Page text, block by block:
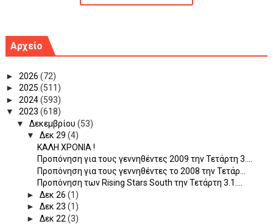
Αρχείο
► 2026 (72)
► 2025 (511)
► 2024(593)
▼ 2023 (618)
▼ Δεκεμβρίου (53)
▼ Δεκ 29 (4)
ΚΑΛΗ ΧΡΟΝΙΑ !
Προπόνηση για τους γεννηθέντες 2009 την Τετάρτη 3....
Προπόνηση για τους γεννηθέντες το 2008 την Τετάρ...
Προπόνηση των Rising Stars South την Τετάρτη 3.1....
► Δεκ 26 (1)
► Δεκ 23 (1)
► Δεκ 22 (3)